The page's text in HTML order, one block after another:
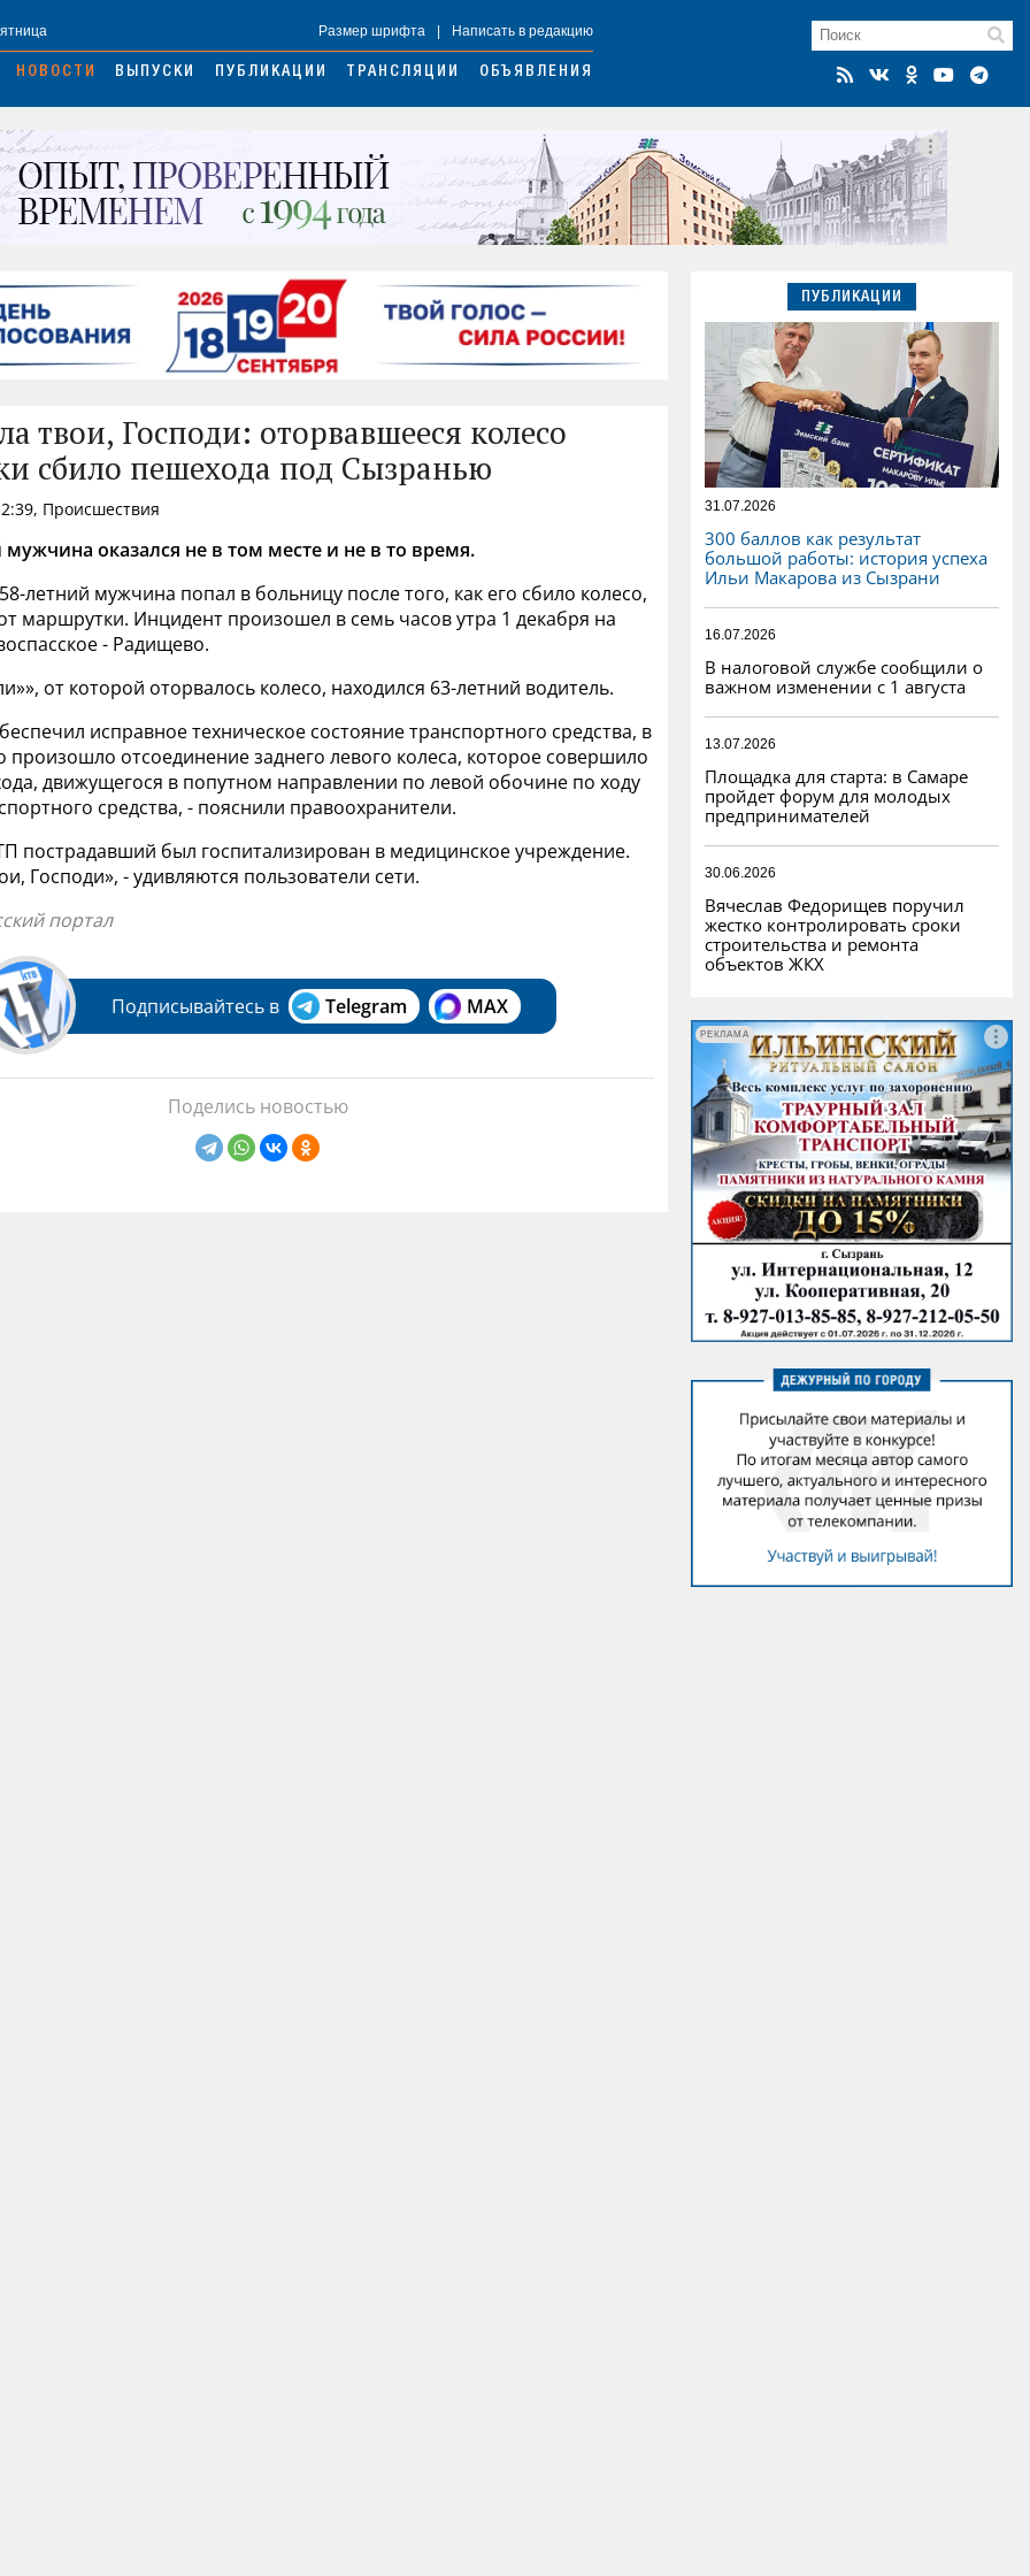
Размер шрифта Написать в редакцию
НОВОСТИ ВЫПУСКИ ПУБЛИКАЦИИ ТРАНСЛЯЦИИ ОБЪЯВЛЕНИЯ
твои, Господи: оторвавшееся колесо
сбило пешехода под Сызранью
Происшествия
оказался не в том месте и не в то время.
летний мужчина попал в больницу после того, как его сбило колесо,
маршрутки. Инцидент произошел в семь часов утра 1 декабря на
- Радищево.
от которой оторвалось колесо, находился 63-летний водитель.
исправное техническое состояние транспортного средства, в
произошло отсоединение заднего левого колеса, которое совершило
движущегося в попутном направлении по левой обочине по ходу
средства, - пояснили правоохранители.
пострадавший был госпитализирован в медицинское учреждение.
Господи», - удивляются пользователи сети.
портал
Подписывайтесь в Telegram MAX
Поделись новостью
ПУБЛИКАЦИИ
31.07.2026
300 баллов как результат
большой работы: история успеха
Ильи Макарова из Сызрани
16.07.2026
В налоговой службе сообщили о
важном изменении с 1 августа
13.07.2026
Площадка для старта: в Самаре
пройдет форум для молодых
предпринимателей
30.06.2026
Вячеслав Федорищев поручил
жестко контролировать сроки
строительства и ремонта
объектов ЖКХ
РЕКЛАМА